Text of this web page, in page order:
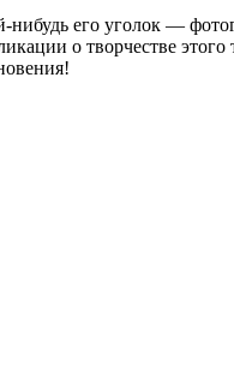
его уголок —
о творчестве этого